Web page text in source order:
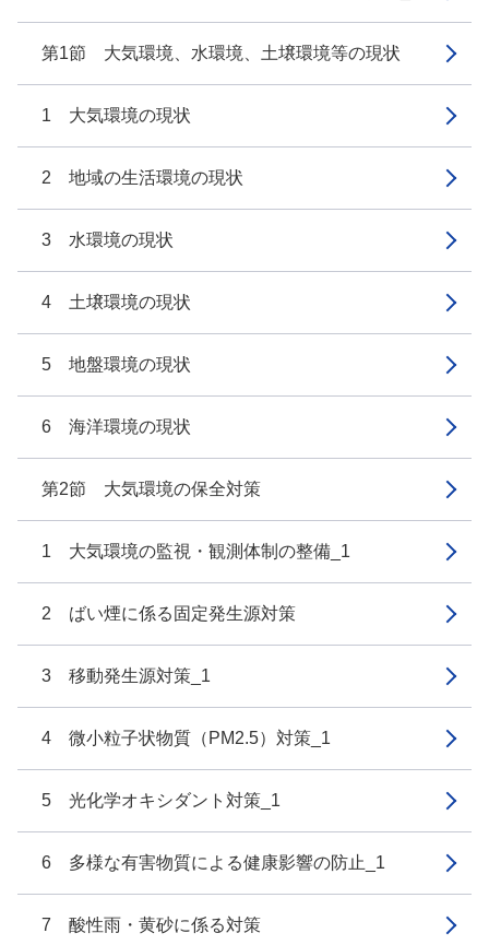
第1節 大気環境、水環境、土壌環境等の現状
1 大気環境の現状
2 地域の生活環境の現状
3 水環境の現状
4 土壌環境の現状
5 地盤環境の現状
6 海洋環境の現状
第2節 大気環境の保全対策
1 大気環境の監視・観測体制の整備_1
2 ばい煙に係る固定発生源対策
3 移動発生源対策_1
4 微小粒子状物質（PM2.5）対策_1
5 光化学オキシダント対策_1
6 多様な有害物質による健康影響の防止_1
7 酸性雨・黄砂に係る対策